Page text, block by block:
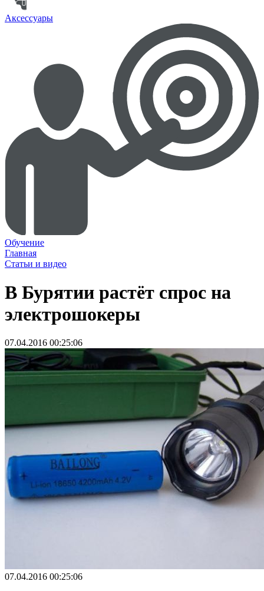
Аксессуары
Обучение
Главная
Статьи и видео
В Бурятии растёт спрос на
электрошокеры
07.04.2016 00:25:06
07.04.2016 00:25:06